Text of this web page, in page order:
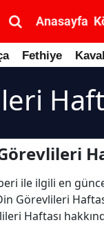
Anasayfa
Fethiye
ile ilgili en
Görevlileri
Haftası